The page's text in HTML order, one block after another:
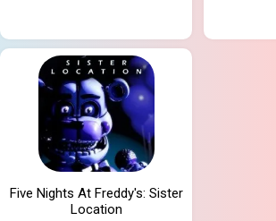
Five Nights At Freddy's: Sister
Location